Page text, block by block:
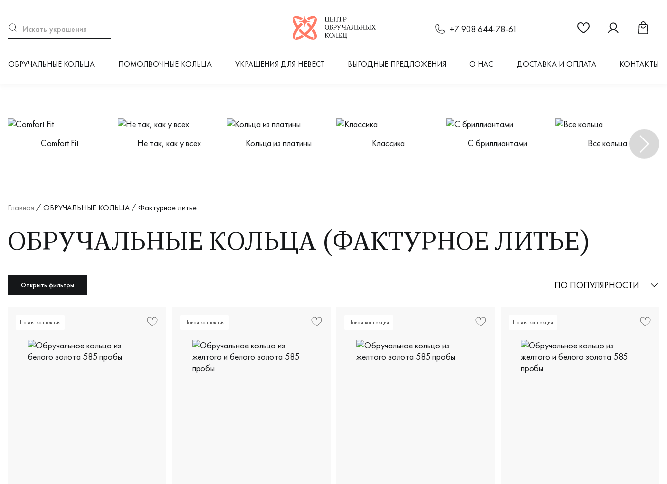
Логотип компании
+7 908 644-78-61 Ссылка на страницу
Ссылка наСсылка
ОБРУЧАЛЬНЫЕ КОЛЬЦА ПОМОЛВОЧНЫЕ КОЛЬЦА УКРАШЕНИЯ ДЛЯ НЕВЕСТ ВЫГОДНЫЕ ПРЕДЛОЖЕНИЯ О НАС ДОСТАВКА И ОПЛАТА КОНТАКТЫ
Категории каталога
Сomfort Fit Не так, как у всех Кольца из платины Классика С бриллиантами Все кольца
Главная ОБРУЧАЛЬНЫЕ КОЛЬЦА Фактурное литье
ОБРУЧАЛЬНЫЕ КОЛЬЦА (ФАКТУРНОЕ ЛИТЬЕ)
Открыть фильтры ПО ПОПУЛЯРНОСТИ
Новая коллекция Новая коллекция Новая коллекция Новая коллекция